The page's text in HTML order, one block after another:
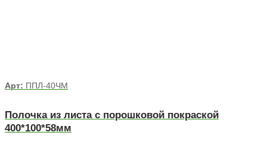
Арт: ППЛ-40ЧМ
Полочка из листа с порошковой покраской
400*100*58мм